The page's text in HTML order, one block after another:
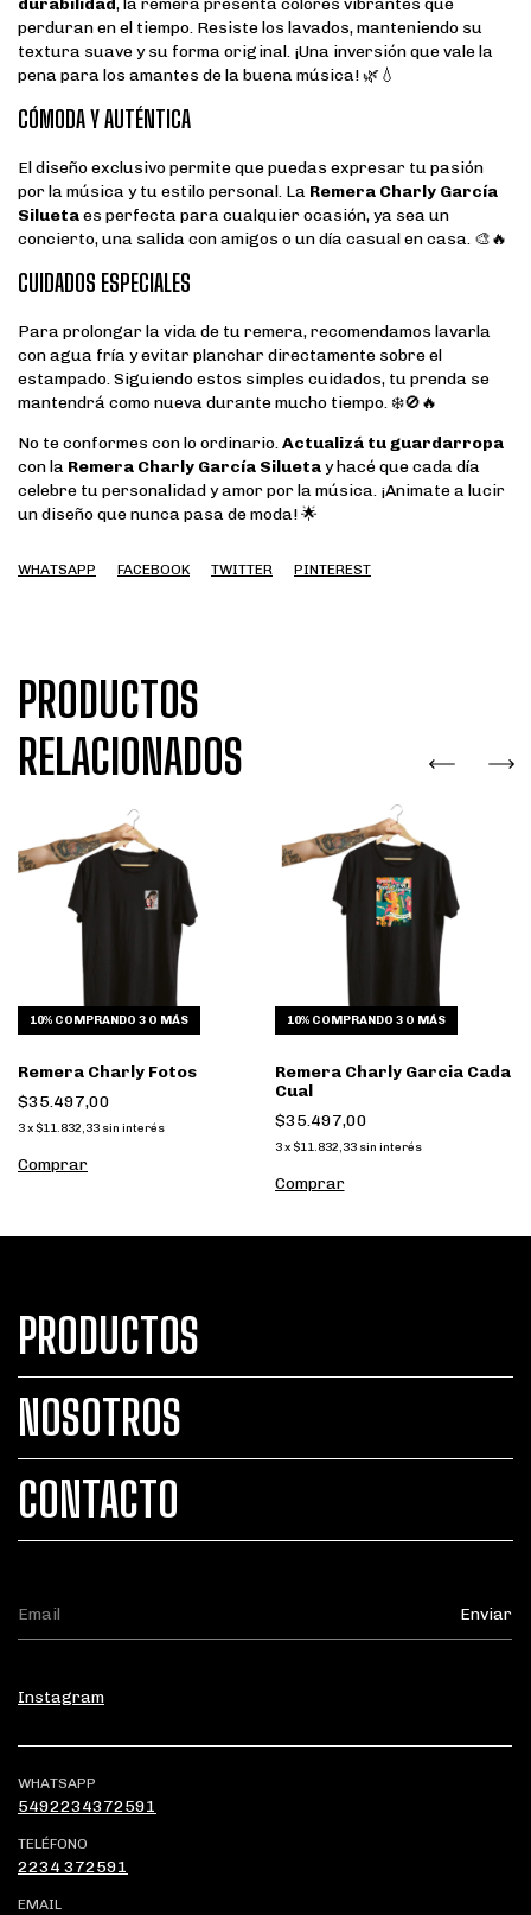
durabilidad, la remera presenta colores vibrantes que
perduran en el tiempo. Resiste los lavados, manteniendo su
textura suave y su forma original. ¡Una inversión que vale la
pena para los amantes de la buena música! 🌿💧
CÓMODA Y AUTÉNTICA
El diseño exclusivo permite que puedas expresar tu pasión
por la música y tu estilo personal. La Remera Charly García
Siluetaes perfecta para cualquier ocasión, ya sea un
concierto, una salida con amigos o un día casual en casa. 🎨🔥
CUIDADOS ESPECIALES
Para prolongar la vida de tu remera, recomendamos lavarla
con agua fría y evitar planchar directamente sobre el
estampado. Siguiendo estos simples cuidados, tu prenda se
mantendrá como nueva durante mucho tiempo. ❄️🚫🔥
No te conformes con lo ordinario.Actualizá tu guardarropa
con la Remera Charly García Siluetay hacé que cada día
celebre tu personalidad y amor por la música. ¡Animate a lucir
un diseño que nunca pasa de moda! 🌟
WHATSAPP FACEBOOK TWITTER PINTEREST
PRODUCTOS
RELACIONADOS
10% COMPRANDO 3 O MÁS
Remera Charly Fotos
$35.497,00
3x $11.832,33 sin interés
Comprar
10% COMPRANDO 3 O MÁS
Remera Charly Garcia Cada
Cual
$35.497,00
3 x $11.832,33 sin interés
Comprar
PRODUCTOS
NOSOTROS
CONTACTO
Instagram
WHATSAPP
5492234372591
TELÉFONO
2234 372591
EMAIL